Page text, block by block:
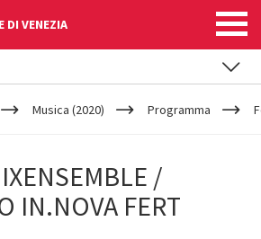
DI VENEZIA
Musica (2020) Programma
/
IN.NOVA FERT